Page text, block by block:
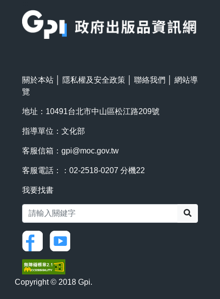
關於本站 隱私權及安全政策 聯絡我們
網站導
覽
地址：10491台北市中山區松江路209號
指導單位：文化部
客服信箱： gpi@moc.gov.tw
客服電話：：02-2518-0207 分機22
我要找書
Copyright © 2018 Gpi.